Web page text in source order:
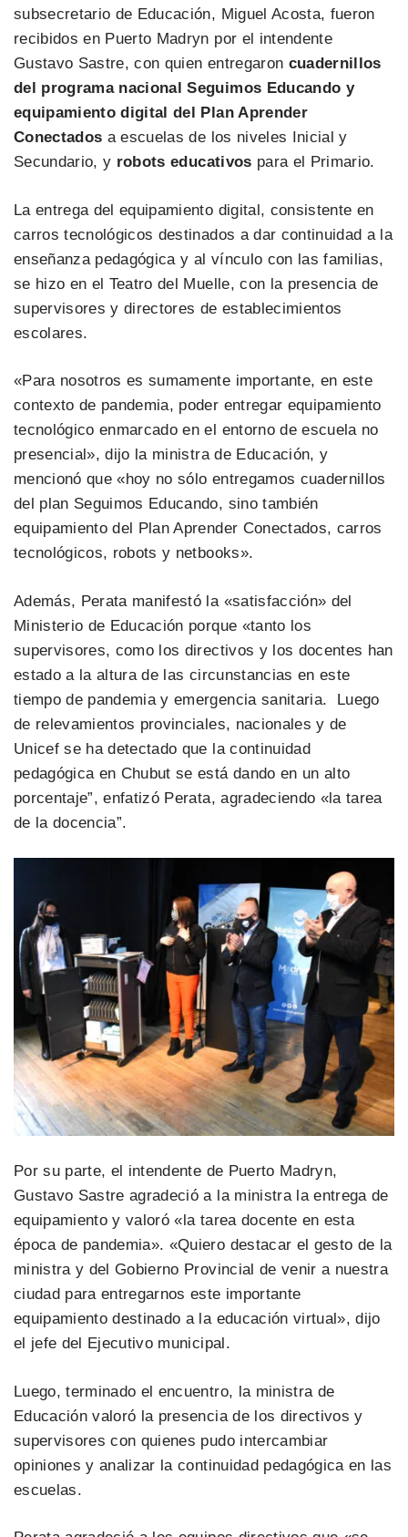
subsecretario de Educación, Miguel Acosta, fueron
recibidos en Puerto Madryn por el intendente
Gustavo Sastre, con quien entregaron cuadernillos
del programa nacional Seguimos Educando y
equipamiento digital del Plan Aprender
Conectados a escuelas de los niveles Inicial y
Secundario, y robots educativos para el Primario.
La entrega del equipamiento digital, consistente en
carros tecnológicos destinados a dar continuidad a la
enseñanza pedagógica y al vínculo con las familias,
se hizo en el Teatro del Muelle, con la presencia de
supervisores y directores de establecimientos
escolares.
«Para nosotros es sumamente importante, en este
contexto de pandemia, poder entregar equipamiento
tecnológico enmarcado en el entorno de escuela no
presencial», dijo la ministra de Educación, y
mencionó que «hoy no sólo entregamos cuadernillos
del plan Seguimos Educando, sino también
equipamiento del Plan Aprender Conectados, carros
tecnológicos, robots y netbooks».
Además, Perata manifestó la «satisfacción» del
Ministerio de Educación porque «tanto los
supervisores, como los directivos y los docentes han
estado a la altura de las circunstancias en este
tiempo de pandemia y emergencia sanitaria. Luego
de relevamientos provinciales, nacionales y de
Unicef se ha detectado que la continuidad
pedagógica en Chubut se está dando en un alto
porcentaje”, enfatizó Perata, agradeciendo «la tarea
de la docencia”.
Por su parte, el intendente de Puerto Madryn,
Gustavo Sastre agradeció a la ministra la entrega de
equipamiento y valoró «la tarea docente en esta
época de pandemia». «Quiero destacar el gesto de la
ministra y del Gobierno Provincial de venir a nuestra
ciudad para entregarnos este importante
equipamiento destinado a la educación virtual», dijo
el jefe del Ejecutivo municipal.
Luego, terminado el encuentro, la ministra de
Educación valoró la presencia de los directivos y
supervisores con quienes pudo intercambiar
opiniones y analizar la continuidad pedagógica en las
escuelas.